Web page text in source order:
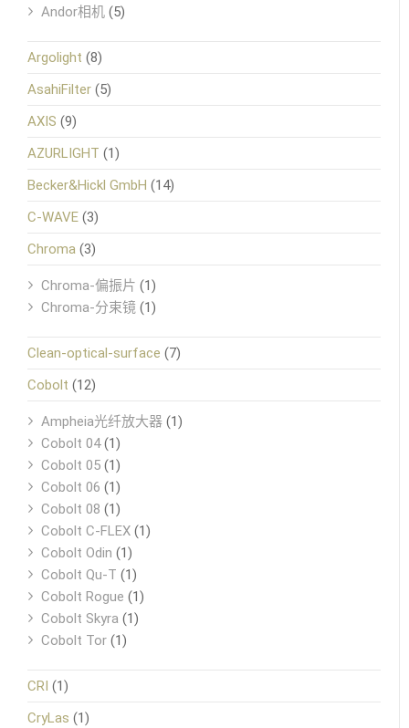
Andor相机 (5)
Argolight (8)
AsahiFilter (5)
AXIS (9)
AZURLIGHT (1)
Becker&Hickl GmbH (14)
C-WAVE (3)
Chroma (3)
Chroma-偏振片 (1)
Chroma-分束镜 (1)
Clean-optical-surface (7)
Cobolt (12)
Ampheia光纤放大器 (1)
Cobolt 04(1)
Cobolt 05 (1)
Cobolt 06 (1)
Cobolt 08 (1)
Cobolt C-FLEX (1)
Cobolt Odin (1)
Cobolt Qu-T (1)
Cobolt Rogue (1)
Cobolt Skyra (1)
Cobolt Tor (1)
CRI (1)
CryLas (1)